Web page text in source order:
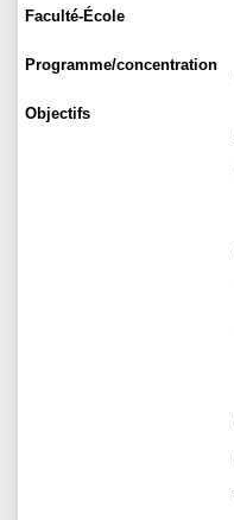
Faculté-École
Programme/concentration
Objectifs